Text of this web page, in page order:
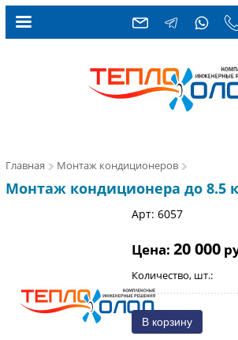
Главная Монтаж кондиционеров
Монтаж кондиционера до 8.5
Арт: 6057
Цена: 20 000
Количество, шт.: